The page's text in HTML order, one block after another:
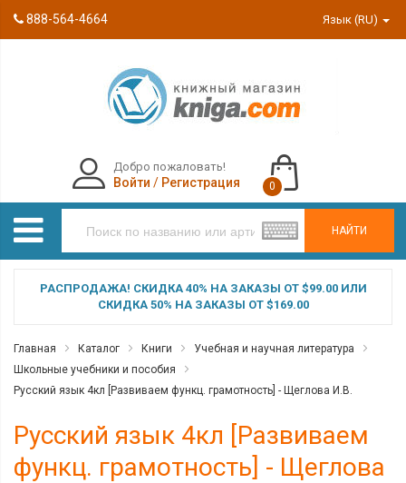
888-564-4664 Язык (RU)
НАЙТИ
Добро пожаловать!
Войти / Регистрация 0
РАСПРОДАЖА! СКИДКА 40% НА ЗАКАЗЫ ОТ $99.00 ИЛИ
СКИДКА 50% НА ЗАКАЗЫ ОТ $169.00
Главная Каталог Книги
Учебная и научная литература
Школьные учебники и пособия
Русский язык 4кл [Развиваем функц. грамотность] - Щеглова И.В.
Русский язык 4кл [Развиваем
функц. грамотность] - Щеглова